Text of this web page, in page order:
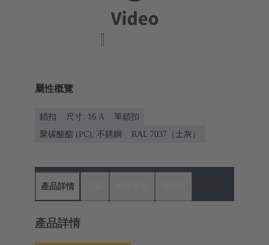
屬性概覽
鎖扣 尺寸: 16 A
單鎖扣
聚碳酸酯 (PC), 不銹鋼
RAL 7037（土灰）
產品詳情
產品詳情